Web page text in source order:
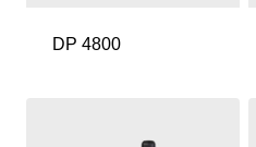
DP 4800